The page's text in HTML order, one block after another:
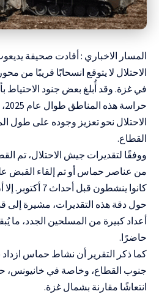
المسار الاخباري : أفادت صحيفة
الاحتلال لا يتوقع انسحابًا قريبًا من
في غزة. وقد أُبلغ بعض جنود الاحتياط
الاحتلال نحو تعزيز وجوده على طول
القطاع.
كانوا ينشطون
حول دقة هذه التقديرات، مشيرة إلى
أعداد كبيرة من المسلحين الجدد، ما
حاضرًا.
كما ذكر التقرير أن نشاط حماس
جنوب القطاع، وخاصة في خانيونس،
انتعاشًا مقارنة بشمال غزة.